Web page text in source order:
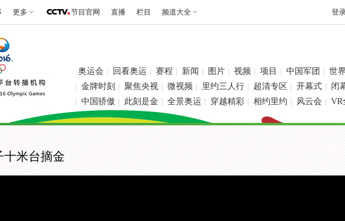
更多 节目官网 直播 栏目 频道大全 登
奥运会 回看奥运 赛程 新闻 图片 视频 项目 中国军团 世
金牌时刻 聚焦央视 微视频 里约三人行 超清专区 开幕式 闭
中国骄傲 此刻是金 全景奥运 穿越精彩 相约里约 风云会 VR
米台摘金